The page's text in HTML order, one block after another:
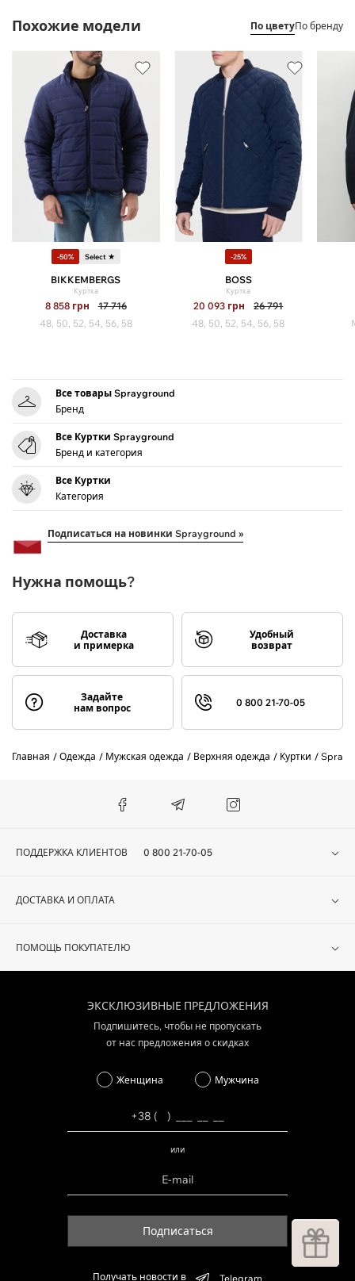
Похожие модели По цветуПо бренду
-50% Select ★
BIKKEMBERGS
Куртка
8 858 грн
17 716
48, 50, 52, 54, 56, 58
-25%
BOSS
Куртка
20 093 грн
26 791
48, 50, 52, 54, 56, 58
Все товары Sprayground
Бренд
Все Куртки Sprayground
Бренд и категория
Все Куртки
Категория
Подписаться на новинки Sprayground »
Нужна помощь?
Доставка
и примерка
Удобный
возврат
Задайте
нам вопрос
0 800 21-70-05
Главная Одежда Мужская одежда Верхняя одежда Куртки
ПОДДЕРЖКА КЛИЕНТОВ 0 800 21-70-05
ДОСТАВКА И ОПЛАТА
ПОМОЩЬ ПОКУПАТЕЛЮ
ЭКСКЛЮЗИВНЫЕ ПРЕДЛОЖЕНИЯ
Подпишитесь, чтобы не пропускать
от нас предложения о скидках
Женщина Мужчина
или
Подписаться
Получать новости в Telegram